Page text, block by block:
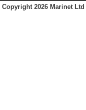
Copyright 2026 Marinet Ltd